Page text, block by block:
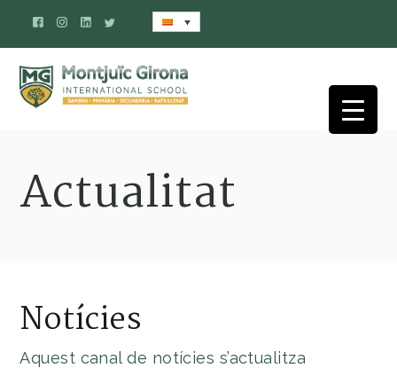
Actualitat
Notícies
Aquest canal de notícies s’actualitza